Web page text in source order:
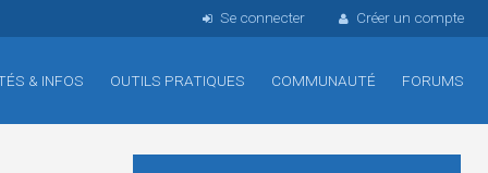
Se connecter Créer un compte
& INFOS OUTILS PRATIQUES COMMUNAUTÉ FORUMS